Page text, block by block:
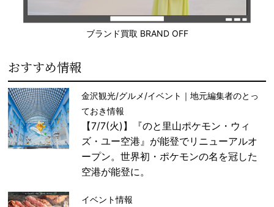
ブランド買取 BRAND OFF
おすすめ情報
金沢観光/グルメ/イベント｜地元編集者のとっ
ておき情報
【7/7(火)】『のと里山ポケモン・ウィ
ズ・ユー空港』が能登でリニューアルオ
ープン。世界初・ポケモンの名を冠した
空港が能登に。
イベント情報